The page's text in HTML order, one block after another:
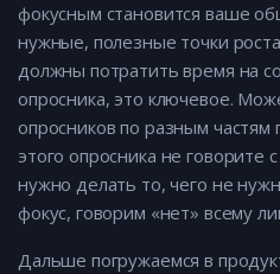
фокусным становится ваше
нужные, полезные точки
должны потратить время на
опросника, это ключевое.
опросников по разным частям
этого опросника не говорите
нужно делать то, чего не
фокус, говорим «нет» всему
Дальше погружаемся в